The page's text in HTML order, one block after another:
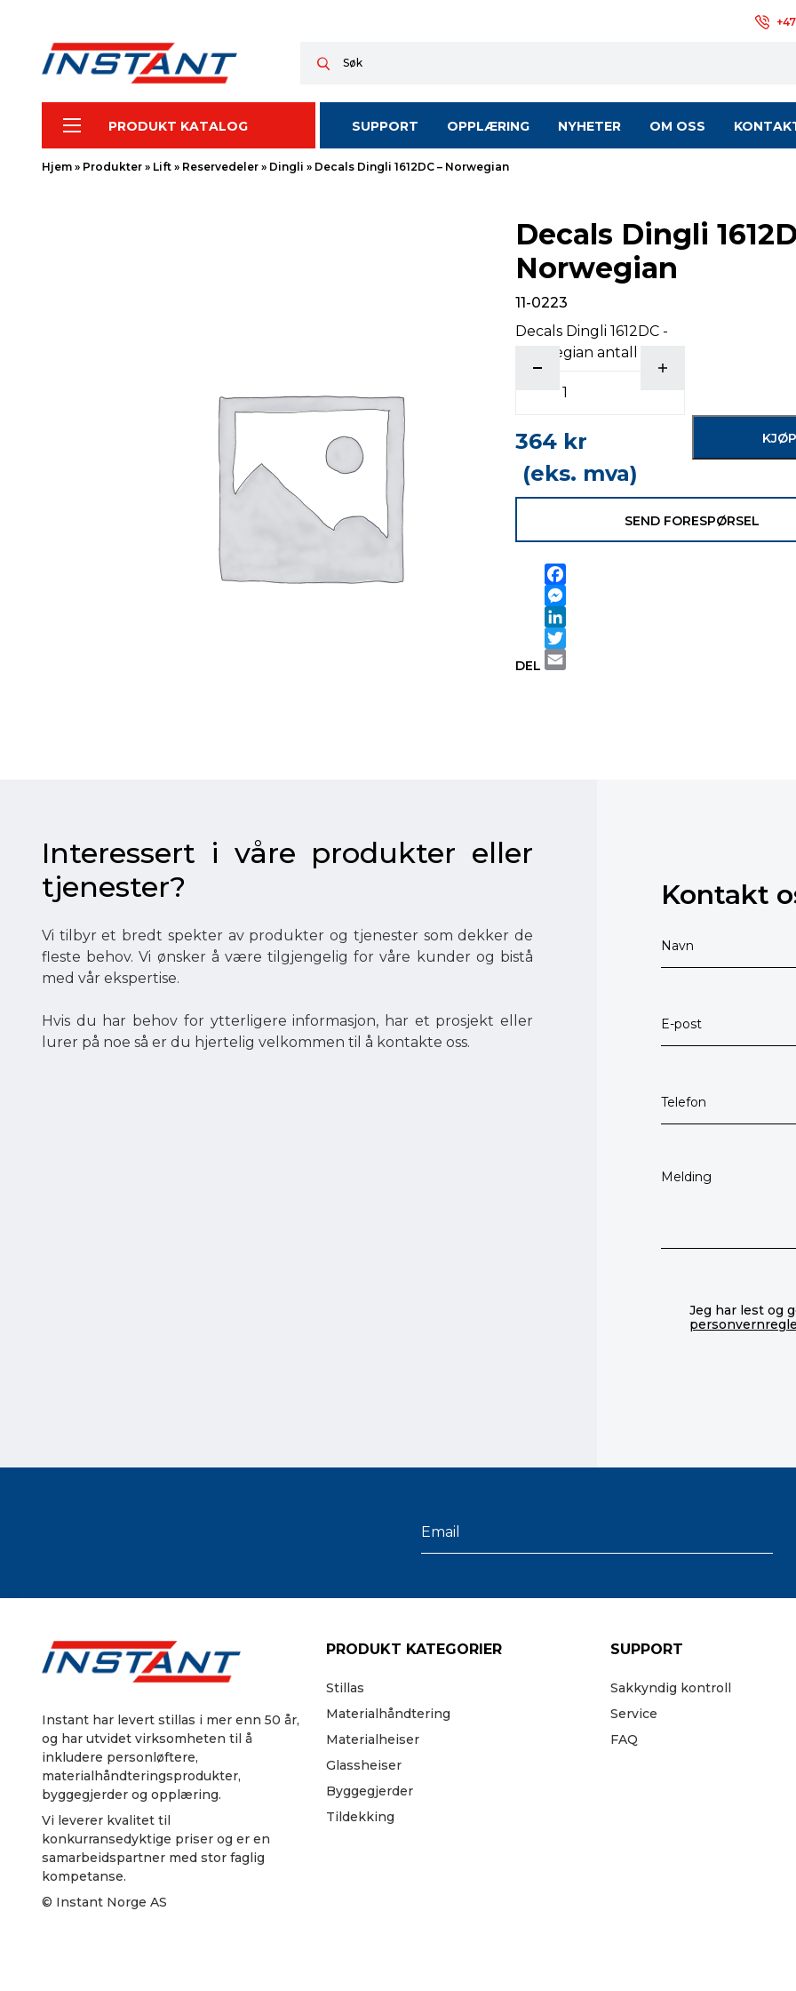
PRODUKT KATALOG SUPPORT OPPLÆRING NYHETER OM OSS
Hjem » Produkter » Lift » Reservedeler » Dingli » Decals Dingli 1612DC – Norwegian
Decals Dingli
Norwegian
11-0223
Decals Dingli 1612DC -
Norwegian antall
364 kr
(eks. mva)
SEND FORESPØRSEL
DEL
Facebook
Messenger
LinkedIn
Twitter
Email
Interessert i våre produkter eller
tjenester?
Vi tilbyr et bredt spekter av produkter og tjenester som dekker de
fleste behov. Vi ønsker å være tilgjengelig for våre kunder og bistå
med vår ekspertise.
Hvis du har behov for ytterligere informasjon, har et prosjekt eller
lurer på noe så er du hjertelig velkommen til å kontakte oss.
Kontakt
Jeg har lest og
Instant har levert stillas i mer enn 50 år,
og har utvidet virksomheten til å
inkludere personløftere,
materialhåndteringsprodukter,
byggegjerder og opplæring.
Vi leverer kvalitet til
konkurransedyktige priser og er en
samarbeidspartner med stor faglig
kompetanse.
© Instant Norge AS
PRODUKT KATEGORIER
Stillas
Materialhåndtering
Materialheiser
Glassheiser
Byggegjerder
Tildekking
SUPPORT
Sakkyndig kontroll
Service
FAQ